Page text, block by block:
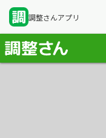
調整さんアプリ